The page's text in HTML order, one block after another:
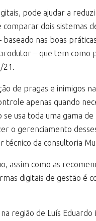
pode ajudar a
dois sistemas
nas boas
– que tem como
21.
de pragas e inimigos
apenas quando
usa toda uma gama
o gerenciamento
da consultoria
assim como as
digitais de gestão é
região de Luís Eduardo